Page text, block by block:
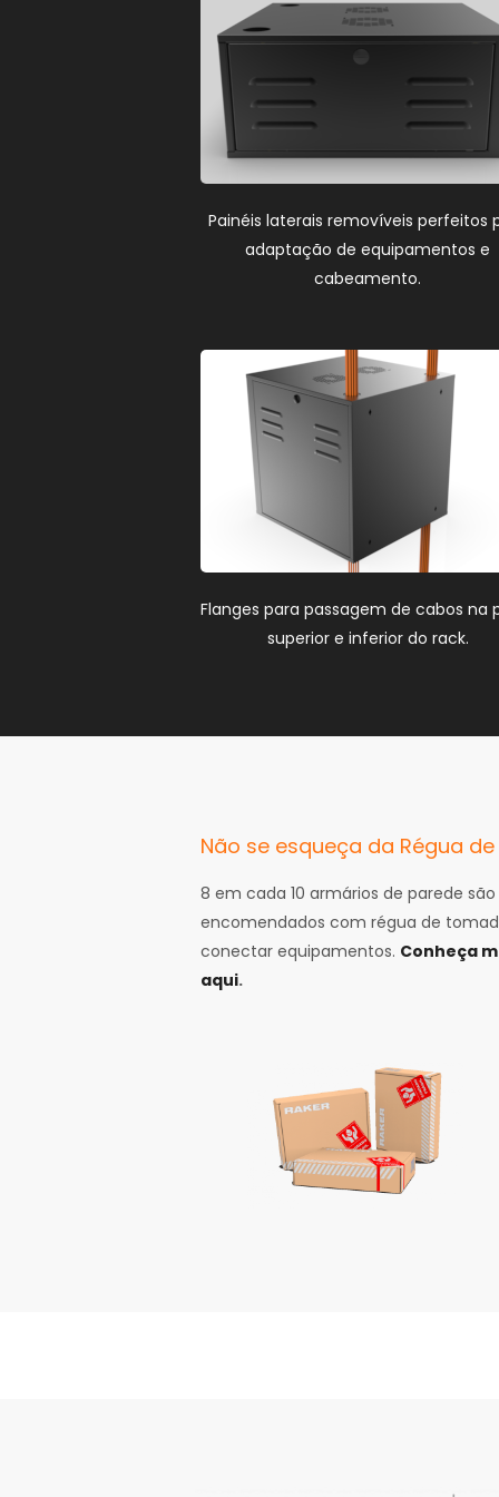
Painéis laterais removíveis perfeitos
adaptação de equipamentos e
cabeamento.
Flanges para passagem de cabos na
superior e inferior do rack.
Não se esqueça da Régua
8 em cada 10 armários de parede são
encomendados com régua de
conectar equipamentos. Conheça
aqui.